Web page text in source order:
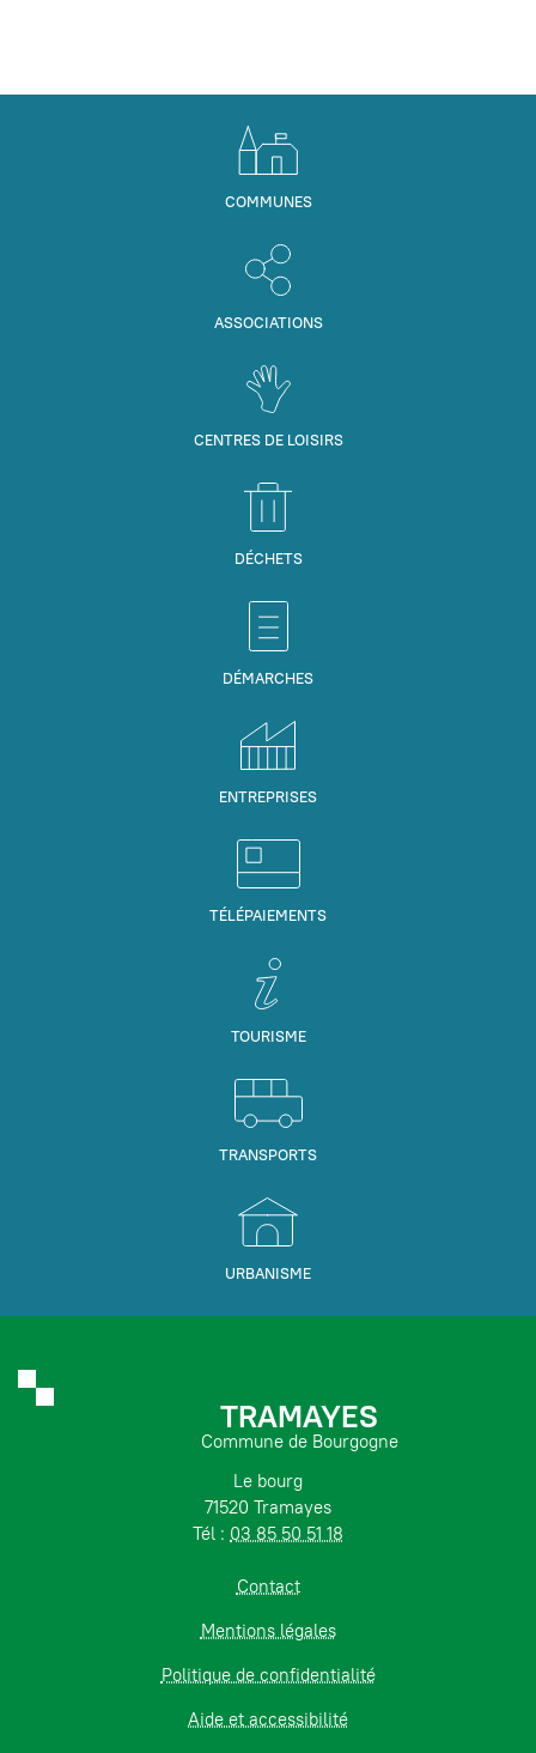
COMMUNES
ASSOCIATIONS
CENTRES DE LOISIRS
DÉCHETS
DÉMARCHES
ENTREPRISES
TÉLÉPAIEMENTS
TOURISME
TRANSPORTS
URBANISME
TRAMAYES
Commune de Bourgogne
Le bourg
71520 Tramayes
Tél : 03 85 50 51 18
Contact
Mentions légales
Politique de confidentialité
Aide et accessibilité